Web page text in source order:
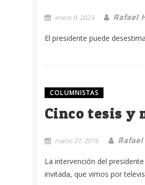
enero 9, 2023 Rafael
El presidente puede
COLUMNISTAS
Cinco tesis y
marzo 27, 2016
La intervención del
invitada, que vimos por